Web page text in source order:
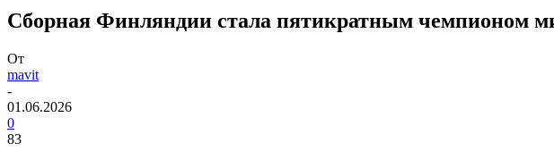
Сборная Финляндии стала пятикратным чемпионом
От
mavit
-
01.06.2026
0
83